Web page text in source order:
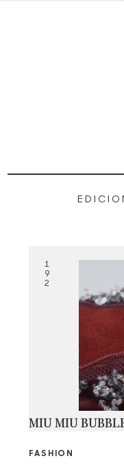
1
9
2
MIU MIU
FASHION